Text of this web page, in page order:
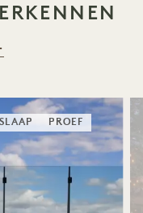
SLAAP PROEF